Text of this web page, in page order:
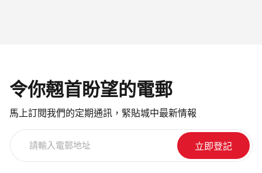
令你翹首盼望的電郵
馬上訂閱我們的定期通訊，緊貼城中最新情報